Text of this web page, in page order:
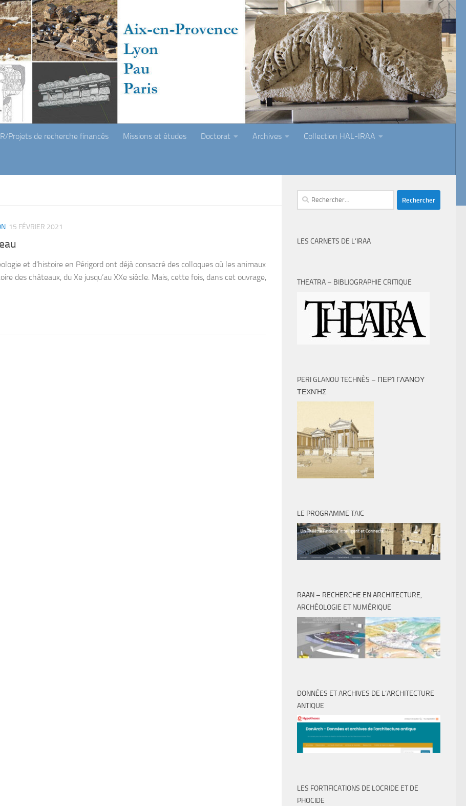
Projets de recherche financés Missions et études Doctorat Archives Collection HAL-IRAA
15 FÉVRIER 2021
et d’histoire en Périgord ont déjà consacré des colloques où les animaux
des châteaux, du Xe jusqu’au XXe siècle. Mais, cette fois, dans cet ouvrage,
Rechercher :
LES CARNETS DE L’IRAA
THEATRA – BIBLIOGRAPHIE CRITIQUE
PERI GLANOU TECHNÈS – ΠΕΡῚ ΓΛΆΝΟΥ
ΤΕΧΝῊΣ
LE PROGRAMME TAIC
RAAN – RECHERCHE EN ARCHITECTURE,
ARCHÉOLOGIE ET NUMÉRIQUE
DONNÉES ET ARCHIVES DE L’ARCHITECTURE
ANTIQUE
LES FORTIFICATIONS DE LOCRIDE ET DE
PHOCIDE